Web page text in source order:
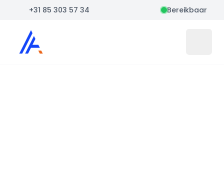
+31 85 303 57 34 Bereikbaar
Auto Atlas